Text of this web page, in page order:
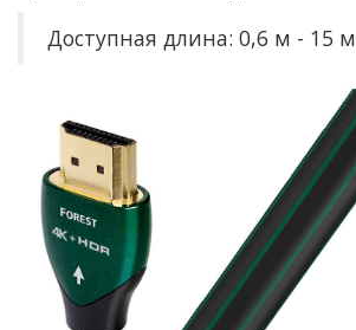
Доступная длина: 0,6 м - 15 м